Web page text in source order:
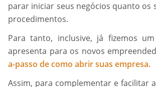
parar iniciar seus negócios quanto os
procedimentos.
Para tanto, inclusive, já fizemos
apresenta para os novos
a-passo de como abrir suas empresa.
Assim, para complementar e facilitar